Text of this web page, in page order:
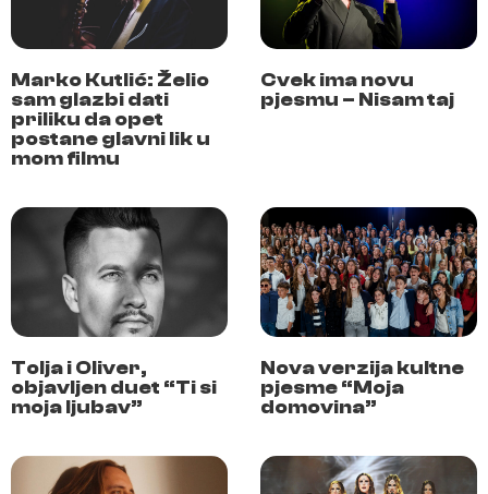
Marko Kutlić: Želio
sam glazbi dati
priliku da opet
postane glavni lik u
mom filmu
Cvek ima novu
pjesmu – Nisam taj
Tolja i Oliver,
objavljen duet “Ti si
moja ljubav”
Nova verzija kultne
pjesme “Moja
domovina”